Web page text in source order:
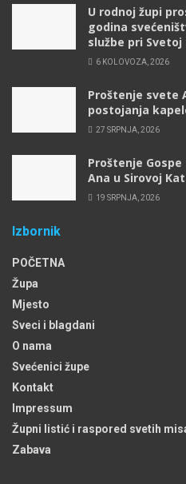
U rodnoj župi
godina
službe pri Svetoj
6 KOLOVOZA, 2026
Proštenje svete
postojanja
27 SRPNJA, 2026
Proštenje Gospe
Ana u Sirovoj
19 SRPNJA, 2026
Izbornik
POČETNA
Župa
Mjesto
Sveci i blagdani
O nama
Svećenici župe
Kontakt
Impressum
Župni listić i raspored svetih
Zabava